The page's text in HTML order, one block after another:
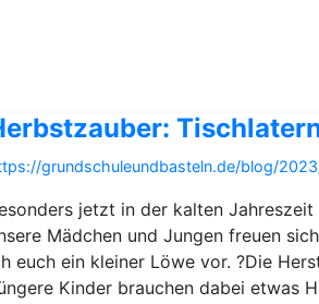
grundschuleundbasteln.de/blog/
jetzt in der kalten
Mädchen und Jungen freuen
euch ein kleiner Löwe vor. ?Die
Kinder brauchen dabei etwas